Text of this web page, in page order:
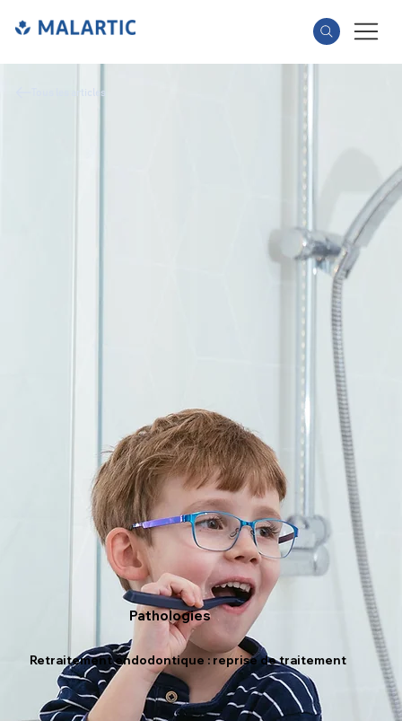
Pathologies
Retraitement endodontique : reprise de traitement
Tous les articles